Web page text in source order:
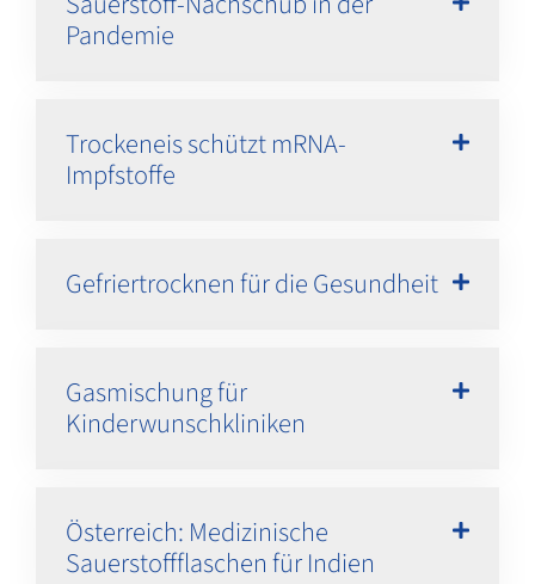
Pandemie
Trockeneis schützt mRNA-
Impfstoffe
Gefriertrocknen für die Gesundheit
Gasmischung für
Kinderwunschkliniken
Österreich: Medizinische
Sauerstoffflaschen für Indien